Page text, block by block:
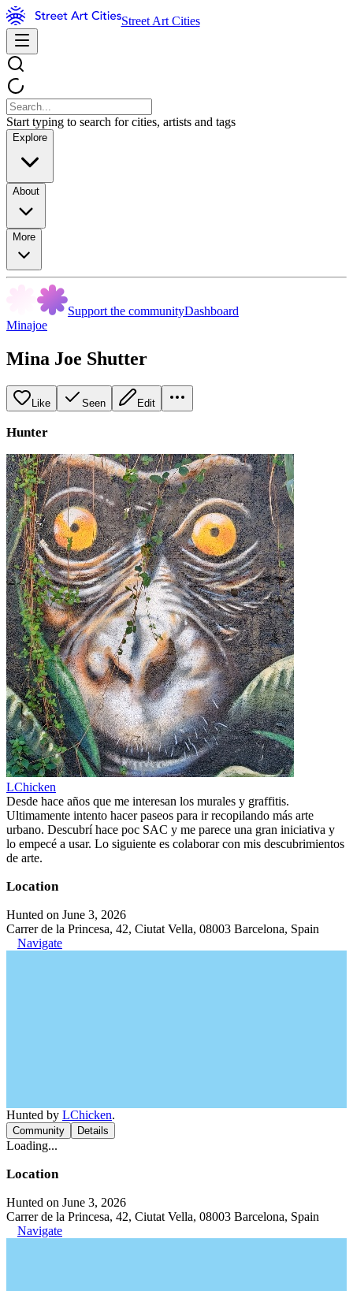
Street Art Cities
Start typing to search for cities, artists and tags
Explore
About
More
Support the communityDashboard
Minajoe
Mina Joe Shutter
Like Seen Edit
Hunter
LChicken
Desde hace años que me interesan los murales y graffitis.
Ultimamente intento hacer paseos para ir recopilando más arte
urbano. Descubrí hace poc SAC y me parece una gran iniciativa y
lo empecé a usar. Lo siguiente es colaborar con mis descubrimientos
de arte.
Location
Hunted on June 3, 2026
Carrer de la Princesa, 42, Ciutat Vella, 08003 Barcelona, Spain
Navigate
Hunted by LChicken.
Community Details
Loading...
Location
Hunted on June 3, 2026
Carrer de la Princesa, 42, Ciutat Vella, 08003 Barcelona, Spain
Navigate